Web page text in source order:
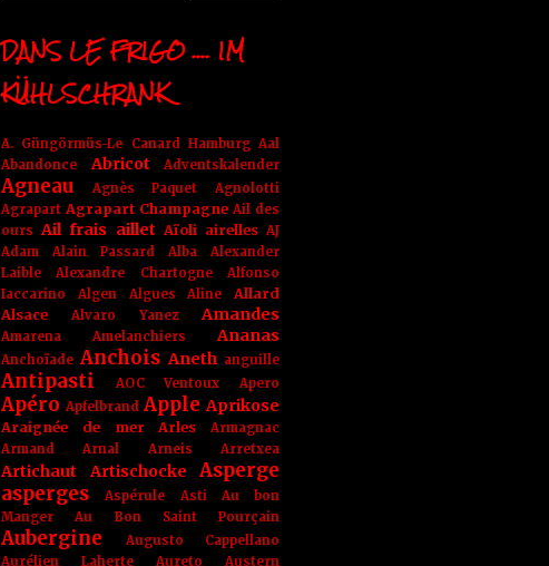
DANS LE FRIGO .... IM
KÜHLSCHRANK
A. Güngörmüs-Le Canard Hamburg Aal
Abandonce
Abricot Adventskalender
Agneau Agnès Paquet
Agnolotti
Agrapart Agrapart Champagne Ail des
ours Ail frais aillet Aïoli airelles AJ
Adam
Alain Passard Alba
Alexander
Laible
Alexandre Chartogne
Alfonso
Iaccarino
Algen Algues Aline
Allard
Alsace
Alvaro Yanez Amandes
Amarena Amelanchiers Ananas
Anchoïade Anchois Aneth anguille
Antipasti AOC Ventoux Apero
Apéro Apfelbrand Apple Aprikose
Araignée de mer Arles
Armagnac
Armand Arnal
Arneis Arretxea
Artichaut Artischocke
Asperge
asperges
Aspérule Asti
Au bon
Manger
Au Bon Saint Pourçain
Aubergine
Augusto Cappellano
Aurélien Laherte
Aureto
Austern